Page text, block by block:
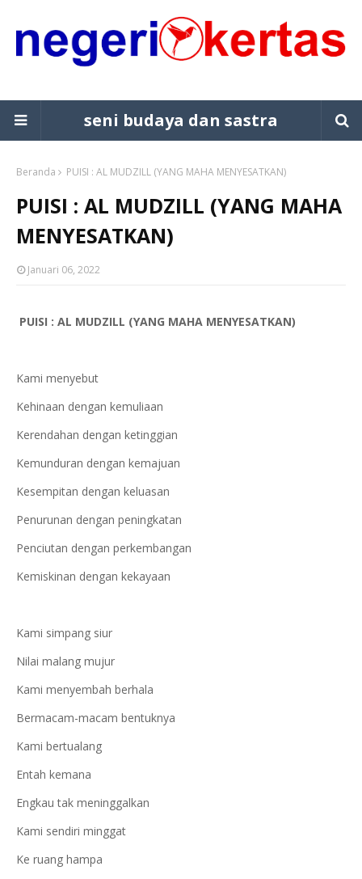
seni budaya dan sastra
Beranda PUISI : AL MUDZILL (YANG MAHA MENYESATKAN)
PUISI : AL MUDZILL (YANG MAHA
MENYESATKAN)
Januari 06, 2022
PUISI : AL MUDZILL (YANG MAHA MENYESATKAN)
Kami menyebut
Kehinaan dengan kemuliaan
Kerendahan dengan ketinggian
Kemunduran dengan kemajuan
Kesempitan dengan keluasan
Penurunan dengan peningkatan
Penciutan dengan perkembangan
Kemiskinan dengan kekayaan
Kami simpang siur
Nilai malang mujur
Kami menyembah berhala
Bermacam-macam bentuknya
Kami bertualang
Entah kemana
Engkau tak meninggalkan
Kami sendiri minggat
Ke ruang hampa